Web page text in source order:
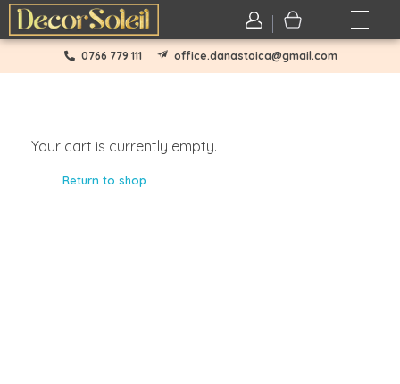
Login / sign up
0766 779 111 office.danastoica@gmail.com
Your cart is currently empty.
Return to shop